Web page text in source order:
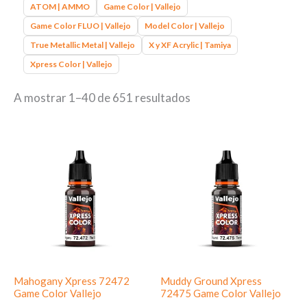
ATOM | AMMO
Game Color | Vallejo
Game Color FLUO | Vallejo
Model Color | Vallejo
True Metallic Metal | Vallejo
X y XF Acrylic | Tamiya
Xpress Color | Vallejo
A mostrar 1–40 de 651 resultados
Mahogany Xpress 72472
Game Color Vallejo
Muddy Ground Xpress
72475 Game Color Vallejo